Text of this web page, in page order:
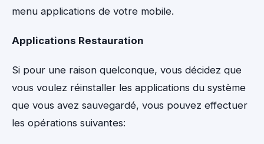
menu applications de votre mobile.
Applications Restauration
Si pour une raison quelconque, vous décidez que
vous voulez réinstaller les applications du système
que vous avez sauvegardé, vous pouvez effectuer
les opérations suivantes: